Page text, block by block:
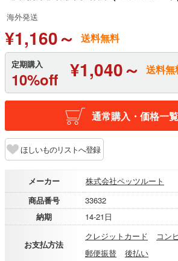
海外発送
¥1,160～ 送料無料
定期購入
10%off ¥1,040～ 送料無
通常購入・価格一
ほしいものリストへ登録
メーカー
株式会社ペッツルート
商品番号
33632
納期
14-21日
お支払方法
クレジットカード コン
郵便振替
後払い